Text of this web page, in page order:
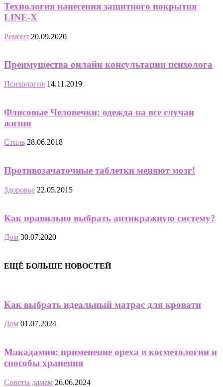
Технология нанесения защитного покрытия
LINE-X
Ремонт 20.09.2020
Преимущества онлайн консультации психолога
Психология 14.11.2019
Флисовые Человечки: одежда на все случаи
жизни
Стиль 28.06.2018
Противозачаточные таблетки меняют мозг!
Здоровье 22.05.2015
Как правильно выбрать антикражную систему?
Дом 30.07.2020
ЕЩЁ БОЛЬШЕ НОВОСТЕЙ
Как выбрать идеальный матрас для кровати
Дом 01.07.2024
Макадамия: применение ореха в косметологии и
способы хранения
Советы дамам 26.06.2024